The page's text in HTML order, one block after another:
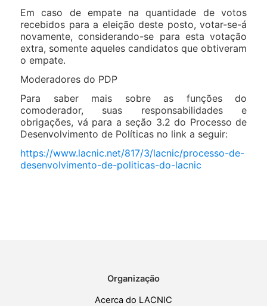
Em caso de empate na quantidade de votos
recebidos para a eleição deste posto, votar-se-á
novamente, considerando-se para esta votação
extra, somente aqueles candidatos que obtiveram
o empate.
Moderadores do PDP
Para saber mais sobre as funções do
comoderador, suas responsabilidades e
obrigações, vá para a seção 3.2 do Processo de
Desenvolvimento de Políticas no link a seguir:
https://www.lacnic.net/817/3/lacnic/processo-de-
desenvolvimento-de-politicas-do-lacnic
Organização
Acerca do LACNIC